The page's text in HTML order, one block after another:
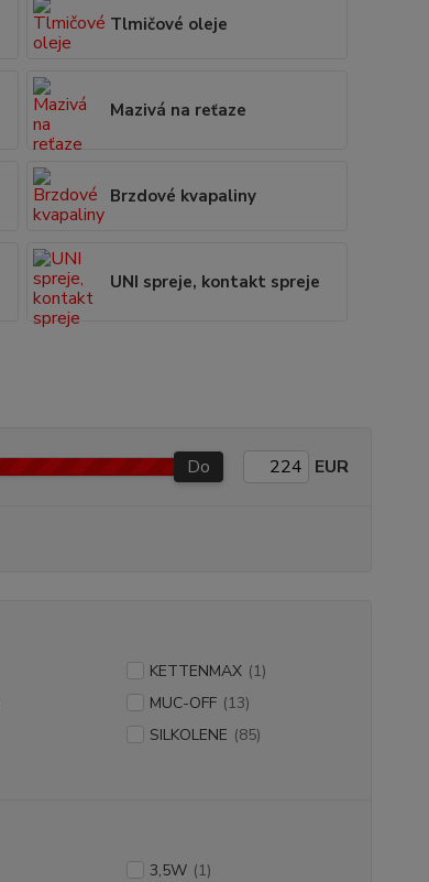
Tlmičové oleje
Mazivá na reťaze
Brzdové kvapaliny
UNI spreje, kontakt spreje
Do EUR
KETTENMAX (1)
MUC-OFF (13)
SILKOLENE (85)
3,5W (1)